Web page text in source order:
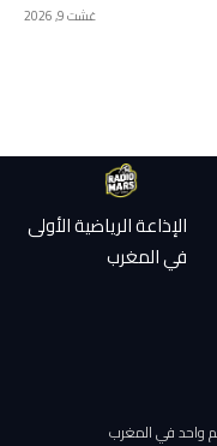
غشت 9, 2026
الإذاعة الرياضية الأولى
في المغرب